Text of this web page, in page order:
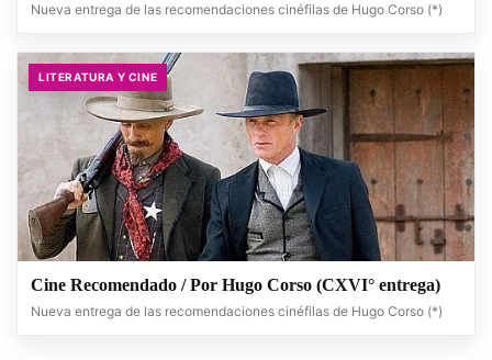
Nueva entrega de las recomendaciones cinéfilas de Hugo Corso (*)
LITERATURA Y CINE
Cine Recomendado / Por Hugo Corso (CXVI° entrega)
Nueva entrega de las recomendaciones cinéfilas de Hugo Corso (*)